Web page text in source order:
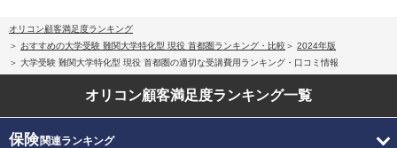
オリコン顧客満足度ランキング
おすすめの大学受験 難関大学特化型 現役 首都圏ランキング・比較
2024年版
大学受験 難関大学特化型 現役 首都圏の適切な受講費用ランキング・口コミ情報
オリコン顧客満足度ランキング一覧
保険関連ランキング